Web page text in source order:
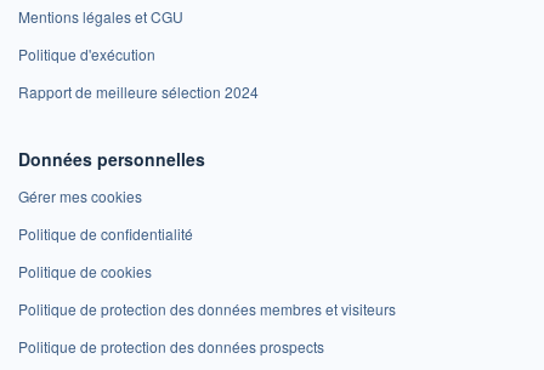
Mentions légales et CGU
Politique d'exécution
Rapport de meilleure sélection 2024
Données personnelles
Gérer mes cookies
Politique de confidentialité
Politique de cookies
Politique de protection des données membres et visiteurs
Politique de protection des données prospects